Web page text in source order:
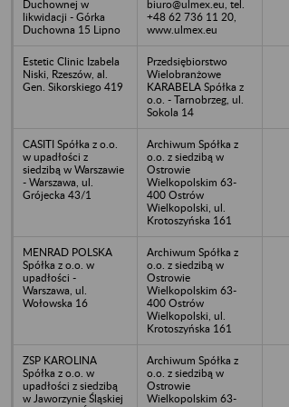
Duchownej w
likwidacji - Górka
Duchowna 15 Lipno
biuro@ulmex.eu, tel.
+48 62 736 11 20,
www.ulmex.eu
Estetic Clinic Izabela
Niski, Rzeszów, al.
Gen. Sikorskiego 419
Przedsiębiorstwo
Wielobranżowe
KARABELA Spółka z
o.o. - Tarnobrzeg, ul.
Sokola 14
CASITI Spółka z o.o.
w upadłości z
siedzibą w Warszawie
- Warszawa, ul.
Grójecka 43/1
Archiwum Spółka z
o.o. z siedzibą w
Ostrowie
Wielkopolskim 63-
400 Ostrów
Wielkopolski, ul.
Krotoszyńska 161
MENRAD POLSKA
Spółka z o.o. w
upadłości -
Warszawa, ul.
Wołowska 16
Archiwum Spółka z
o.o. z siedzibą w
Ostrowie
Wielkopolskim 63-
400 Ostrów
Wielkopolski, ul.
Krotoszyńska 161
ZSP KAROLINA
Spółka z o.o. w
upadłości z siedzibą
w Jaworzynie Śląskiej
Archiwum Spółka z
o.o. z siedzibą w
Ostrowie
Wielkopolskim 63-